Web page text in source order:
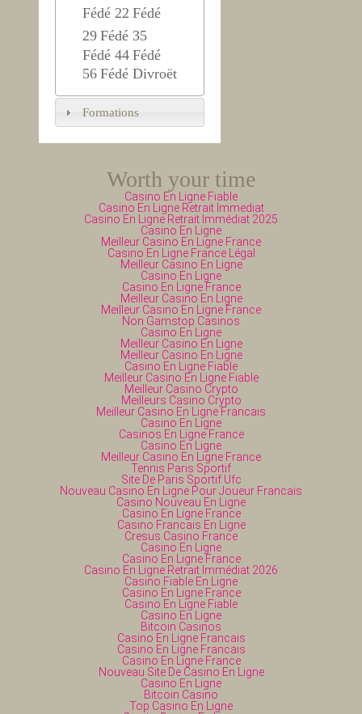
Fédé 22 Fédé
29 Fédé 35
Fédé 44 Fédé
56 Fédé Divroët
Formations
Worth your time
Casino En Ligne Fiable
Casino En Ligne Retrait Immediat
Casino En Ligne Retrait Immédiat 2025
Casino En Ligne
Meilleur Casino En Ligne France
Casino En Ligne France Légal
Meilleur Casino En Ligne
Casino En Ligne
Casino En Ligne France
Meilleur Casino En Ligne
Meilleur Casino En Ligne France
Non Gamstop Casinos
Casino En Ligne
Meilleur Casino En Ligne
Meilleur Casino En Ligne
Casino En Ligne Fiable
Meilleur Casino En Ligne Fiable
Meilleur Casino Crypto
Meilleurs Casino Crypto
Meilleur Casino En Ligne Francais
Casino En Ligne
Casinos En Ligne France
Casino En Ligne
Meilleur Casino En Ligne France
Tennis Paris Sportif
Site De Paris Sportif Ufc
Nouveau Casino En Ligne Pour Joueur Francais
Casino Nouveau En Ligne
Casino En Ligne France
Casino Francais En Ligne
Cresus Casino France
Casino En Ligne
Casino En Ligne France
Casino En Ligne Retrait Immédiat 2026
Casino Fiable En Ligne
Casino En Ligne France
Casino En Ligne Fiable
Casino En Ligne
Bitcoin Casinos
Casino En Ligne Francais
Casino En Ligne Francais
Casino En Ligne France
Nouveau Site De Casino En Ligne
Casino En Ligne
Bitcoin Casino
Top Casino En Ligne